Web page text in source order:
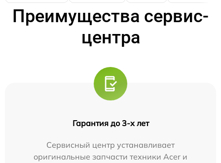
Преимущества сервис-
центра
Гарантия до 3-х лет
Сервисный центр устанавливает
оригинальные запчасти техники Acer и